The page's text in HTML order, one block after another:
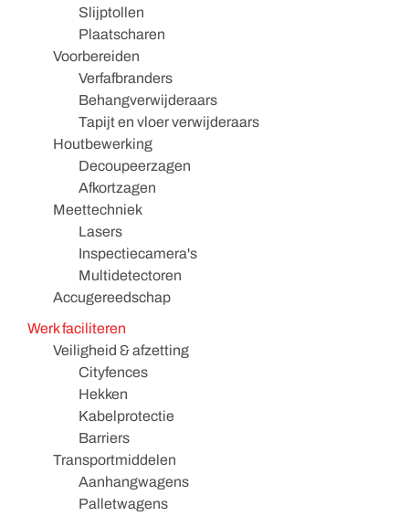
Slijptollen
Plaatscharen
Voorbereiden
Verfafbranders
Behangverwijderaars
Tapijt en vloer verwijderaars
Houtbewerking
Decoupeerzagen
Afkortzagen
Meettechniek
Lasers
Inspectiecamera's
Multidetectoren
Accugereedschap
Werk faciliteren
Veiligheid & afzetting
Cityfences
Hekken
Kabelprotectie
Barriers
Transportmiddelen
Aanhangwagens
Palletwagens